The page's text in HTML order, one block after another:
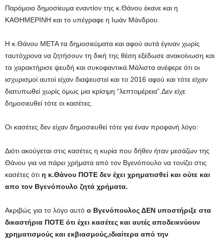
Παρόμοιο δημοσίευμα εναντίον της κ.Θάνου έκανε και η
ΚΑΘΗΜΕΡΙΝΗ και το υπέγραφε η Ιωάν Μάνδρου.
Η κ.Θάνου ΜΕΤΑ τα δημοσιεύματα και αφού αυτά έγιναν χωρίς
ταυτόχρονα να ζητήσουν τη δική της θέση εξέδωσε ανακοίνωση και
τα χαρακτήρισε ψευδή και συκοφαντικά.Μάλιστα ανέφερε ότι οι
ισχυρισμοί αυτοί είχαν διαψευστεί και το 2016 αφού και τότε είχαν
διατυπωθεί χωρίς όμως μια κρίσιμη “λεπτομέρεια”.Δεν είχε
δημοσιευθεί τότε οι κασέτες.
Οι κασέτες δεν είχαν δημοσιευθεί τότε για έναν προφανή λόγο:
Διότι ακούγεται στις κασέτες η κυρία που δήθεν ήταν μεσάζων της
Θάνου για να πάρει χρήματα από τον Βγενόπουλο να τονίζει στις
κασέτες ότι η κ.Θάνου ΠΟΤΕ δεν έχει χρηματισθεί και ούτε και
απο τον Βγενόπουλο ζητά χρήματα.
Ακριβώς για το λόγο αυτό ο Βγενόπουλος ΔΕΝ υποστήριξε στα
δικαστήρια ΠΟΤΕ ότι έχει κασέτες και αυτές αποδεικνύουν
χρηματισμούς και εκβιασμούς,ιδιαίτερα από την